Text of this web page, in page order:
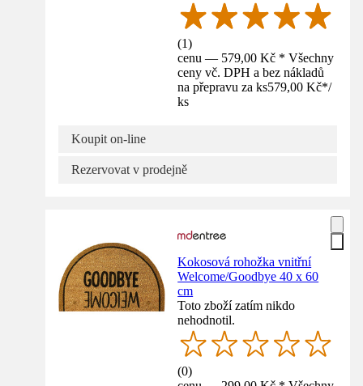
(1)
cenu — 579,00 Kč * Všechny
ceny vč. DPH a bez nákladů
na přepravu za ks579,00 Kč*/
ks
Koupit on-line
Rezervovat v prodejně
Kokosová rohožka vnitřní
Welcome/Goodbye 40 x 60
cm
Toto zboží zatím nikdo
nehodnotil.
(0)